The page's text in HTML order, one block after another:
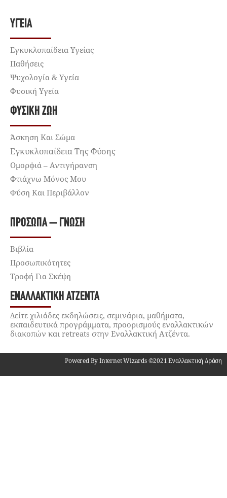
ΥΓΕΊΑ
Εγκυκλοπαίδεια Υγείας
Παθήσεις
Ψυχολογία & Υγεία
Φυσική Υγεία
ΦΥΣΙΚΉ ΖΩΉ
Άσκηση Και Σώμα
Εγκυκλοπαίδεια Της Φύσης
Ομορφιά – Αντιγήρανση
Φτιάχνω Μόνος Μου
Φύση Και Περιβάλλον
ΠΡΌΣΩΠΑ – ΓΝΏΣΗ
Βιβλία
Προσωπικότητες
Τροφή Για Σκέψη
ΕΝΑΛΛΑΚΤΙΚΉ ΑΤΖΈΝΤΑ
Δείτε χιλιάδες εκδηλώσεις, σεμινάρια, μαθήματα,
εκπαιδευτικά προγράμματα, προορισμούς εναλλακτικών
διακοπών και retreats στην Εναλλακτική Ατζέντα.
Powered By Internet Wizards ©2021 Εναλλακτική Δράση